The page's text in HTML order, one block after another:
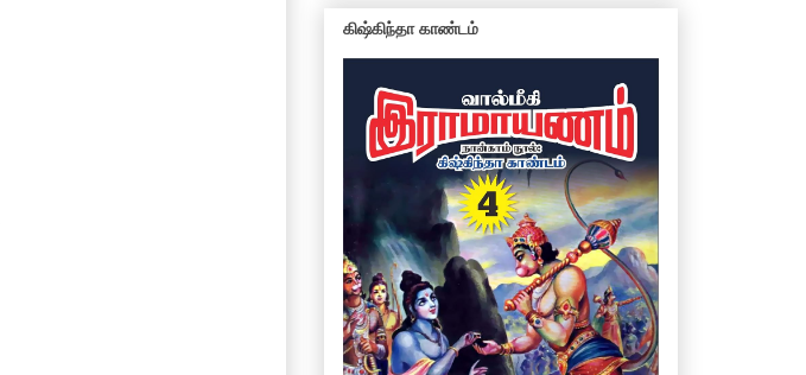
கிஷ்கிந்தா காண்டம்